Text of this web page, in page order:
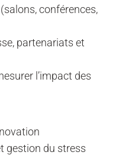
(salons, conférences,
partenariats et
l’impact des
gestion du stress